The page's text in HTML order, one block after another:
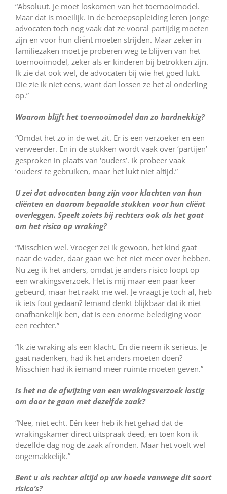
“Absoluut. Je moet loskomen van het toernooimodel.
Maar dat is moeilijk. In de beroepsopleiding leren jonge
advocaten toch nog vaak dat ze vooral partijdig moeten
zijn en voor hun cliënt moeten strijden. Maar zeker in
familiezaken moet je proberen weg te blijven van het
toernooimodel, zeker als er kinderen bij betrokken zijn.
Ik zie dat ook wel, de advocaten bij wie het goed lukt.
Die zie ik niet eens, want dan lossen ze het al onderling
op.”
Waarom blijft het toernooimodel dan zo hardnekkig?
“Omdat het zo in de wet zit. Er is een verzoeker en een
verweerder. En in de stukken wordt vaak over ‘partijen’
gesproken in plaats van ‘ouders’. Ik probeer vaak
‘ouders’ te gebruiken, maar het lukt niet altijd.”
U zei dat advocaten bang zijn voor klachten van hun
cliënten en daarom bepaalde stukken voor hun cliënt
overleggen. Speelt zoiets bij rechters ook als het gaat
om het risico op wraking?
“Misschien wel. Vroeger zei ik gewoon, het kind gaat
naar de vader, daar gaan we het niet meer over hebben.
Nu zeg ik het anders, omdat je anders risico loopt op
een wrakingsverzoek. Het is mij maar een paar keer
gebeurd, maar het raakt me wel. Je vraagt je toch af, heb
ik iets fout gedaan? Iemand denkt blijkbaar dat ik niet
onafhankelijk ben, dat is een enorme belediging voor
een rechter.”
“Ik zie wraking als een klacht. En die neem ik serieus. Je
gaat nadenken, had ik het anders moeten doen?
Misschien had ik iemand meer ruimte moeten geven.”
Is het na de afwijzing van een wrakingsverzoek lastig
om door te gaan met dezelfde zaak?
“Nee, niet echt. Eén keer heb ik het gehad dat de
wrakingskamer direct uitspraak deed, en toen kon ik
dezelfde dag nog de zaak afronden. Maar het voelt wel
ongemakkelijk.”
Bent u als rechter altijd op uw hoede vanwege dit soort
risico’s?